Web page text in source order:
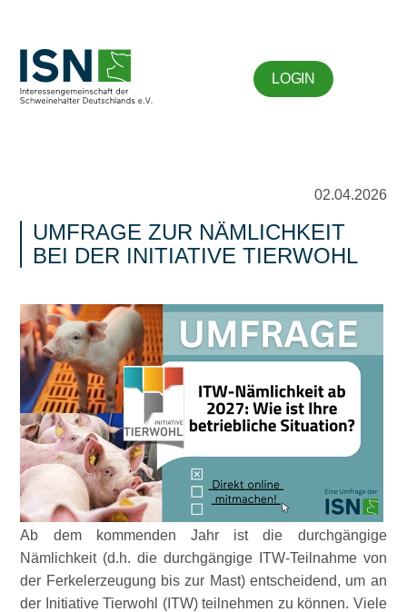
LOGIN
02.04.2026
UMFRAGE ZUR NÄMLICHKEIT
BEI DER INITIATIVE TIERWOHL
Ab dem kommenden Jahr ist die durchgängige
Nämlichkeit (d.h. die durchgängige ITW-Teilnahme von
der Ferkelerzeugung bis zur Mast) entscheidend, um an
der Initiative Tierwohl (ITW) teilnehmen zu können. Viele